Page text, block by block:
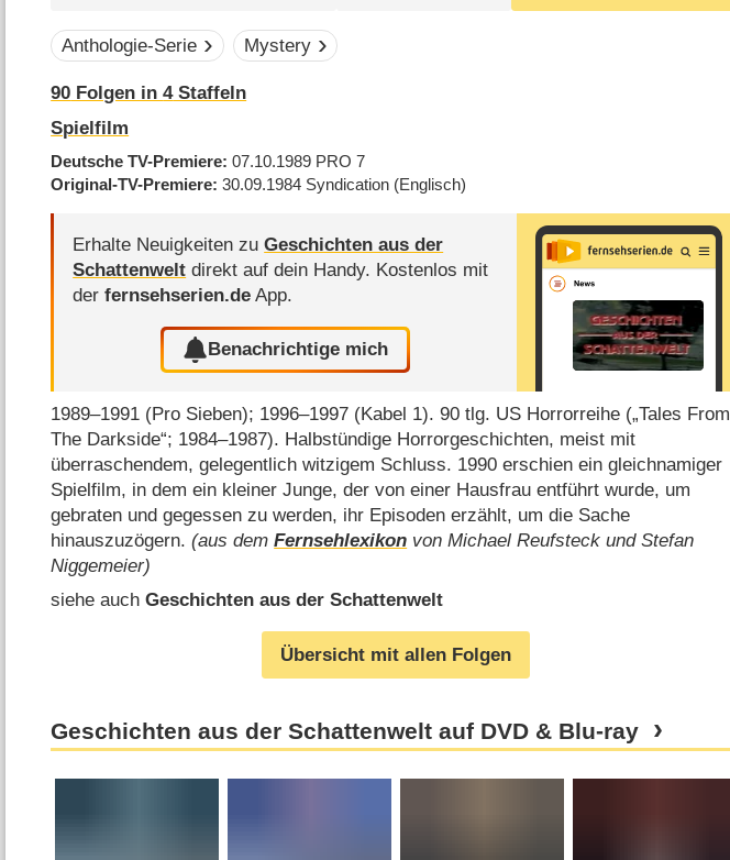
Anthologie-Serie Mystery
90 Folgen in4Staffeln
Spielfilm
Deutsche TV-Premiere 07.10.1989 PRO 7
Original-TV-Premiere 30.09.1984 Syndication (Englisch)
Erhalte Neuigkeiten zuGeschichten aus der
Schattenwelt direkt auf dein Handy. Kostenlos mit
derfernsehserien.de App.
Benachrichtige mich
1989⁠–⁠1991 (Pro Sieben); 1996⁠–⁠1997 (Kabel 1). 90 tlg. US Horrorreihe („Tales From
The Darkside“; 1984⁠–⁠1987). Halbstündige Horrorgeschichten, meist mit
überraschendem, gelegentlich witzigem Schluss. 1990 erschien ein gleichnamiger
Spielfilm, in dem ein kleiner Junge, der von einer Hausfrau entführt wurde, um
gebraten und gegessen zu werden, ihr Episoden erzählt, um die Sache
hinauszuzögern.(aus demFernsehlexikon von Michael Reufsteck und Stefan
Niggemeier)
siehe auchGeschichten aus der Schattenwelt
Übersicht mit allen Folgen
Geschichten aus der Schattenwelt auf DVD & Blu-ray